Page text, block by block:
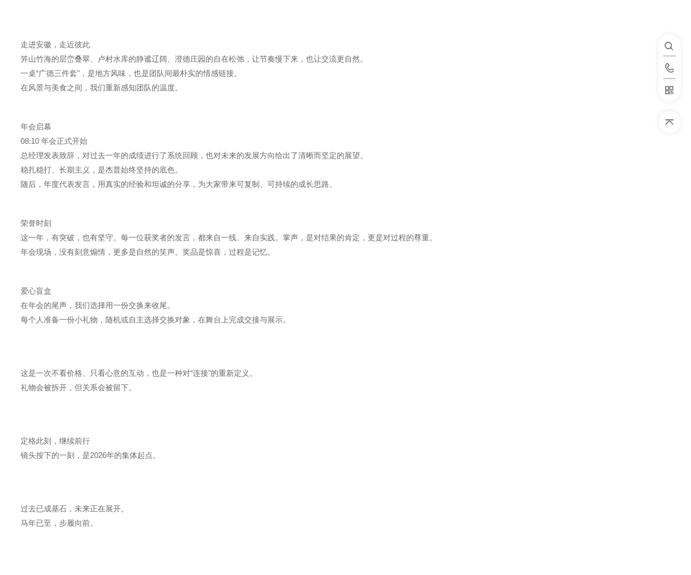
走进安徽，走近彼此
笄山竹海的层峦叠翠、卢村水库的静谧辽阔、澄德庄园的自在松弛，让节奏慢下来，也让交流更自然。
一桌“广德三件套"，是地方风味，也是团队间最朴实的情感链接。
在风景与美食之间，我们重新感知团队的温度。
年会启幕
08:10 年会正式开始
总经理发表致辞，对过去一年的成绩进行了系统回顾，也对未来的发展方向给出了清晰而坚定的展望。
稳扎稳打、长期主义，是杰普始终坚持的底色。
随后，年度代表发言，用真实的经验和坦诚的分享，为大家带来可复制、可持续的成长思路。
荣誉时刻
这一年，有突破，也有坚守。每一位获奖者的发言，都来自一线、来自实践。掌声，是对结果的肯定，更是对过程的尊重。
年会现场，没有刻意煽情，更多是自然的笑声。奖品是惊喜，过程是记忆。
爱心盲盒
在年会的尾声，我们选择用一份交换来收尾。
每个人准备一份小礼物，随机或自主选择交换对象，在舞台上完成交接与展示。
这是一次不看价格、只看心意的互动，也是一种对“连接"的重新定义。
礼物会被拆开，但关系会被留下。
定格此刻，继续前行
镜头按下的一刻，是2026年的集体起点。
过去已成基石，未来正在展开。
马年已至，步履向前。